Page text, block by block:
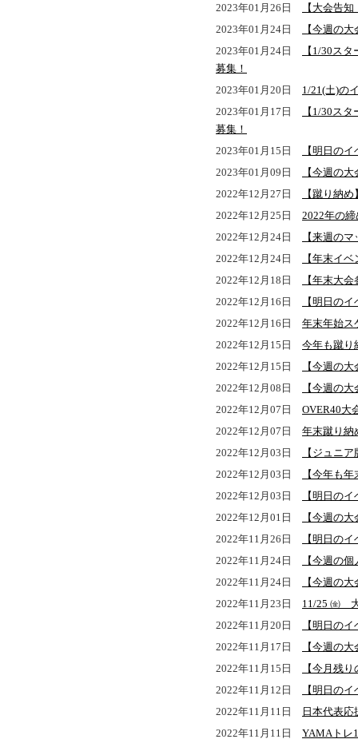
2023年01月26日
【大会告
2023年01月24日
【今週の
2023年01月24日
【1/30ス
募集！
2023年01月20日 1/21(土)の
2023年01月17日
【1/30ス
募集！
2023年01月15日
【明日の
2023年01月09日
【今週の
2022年12月27日
【蹴り納
2022年12月25日 2022年の
2022年12月24日
【来週の
2022年12月24日
【年末イ
2022年12月18日
【年末大
2022年12月16日
【明日の
2022年12月16日 年末年始ス
2022年12月15日 今年も蹴り
2022年12月15日
【今週の
2022年12月08日
【今週の
2022年12月07日 OVER40大
2022年12月07日 年末蹴り納
2022年12月03日
【ジュニ
2022年12月03日
【今年も
2022年12月03日
【明日の
2022年12月01日
【今週の
2022年11月26日
【明日の
2022年11月24日
【今週の
2022年11月24日
【今週の
2022年11月23日 11/25 ㈮
2022年11月20日
【明日の
2022年11月17日
【今週の
2022年11月15日
【今月残
2022年11月12日
【明日の
2022年11月11日
日本代表応
2022年11月11日 YAMAトレ